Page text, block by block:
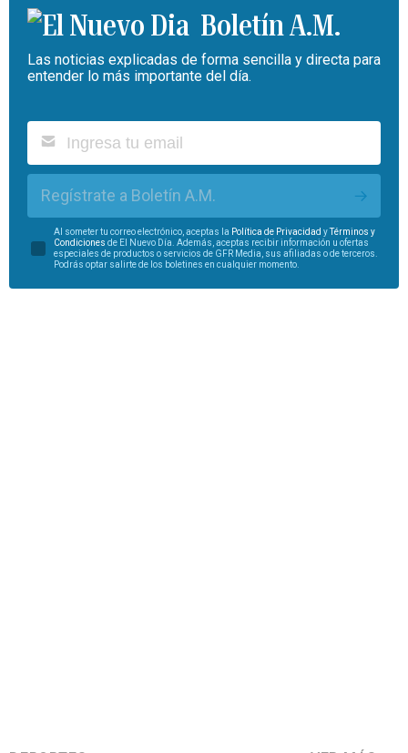
Boletín A.M.
Las noticias explicadas de forma sencilla y directa para
entender lo más importante del día.
Regístrate a Boletín A.M.
Al someter tu correo electrónico, aceptas la Política de Privacidad y
Términos y
Condiciones de El Nuevo Día. Además, aceptas recibir información u ofertas
especiales de productos o servicios de GFR Media, sus afiliadas o de terceros.
Podrás optar salirte de los boletines en cualquier momento.